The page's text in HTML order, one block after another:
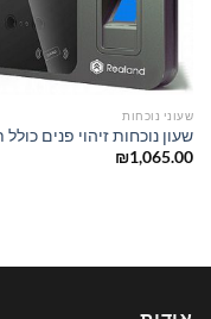
שעוני נוכחות
שעון נוכחות זיהוי פנים כולל
₪1,065.00